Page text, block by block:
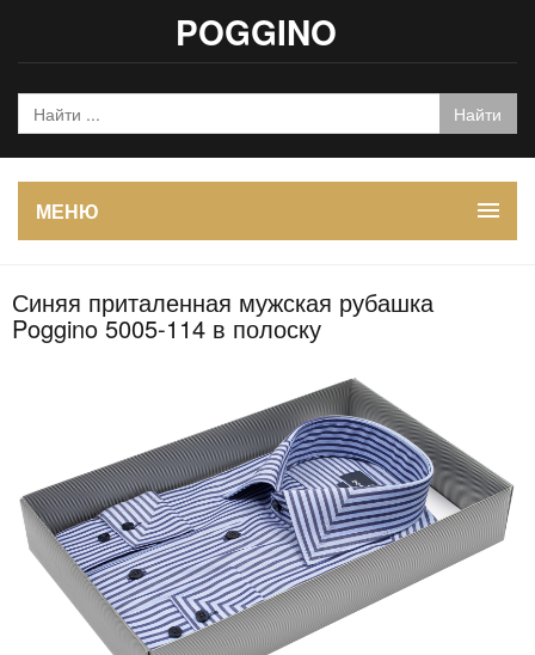
POGGINO
МЕНЮ
Синяя приталенная мужская рубашка
Poggino 5005-114 в полоску